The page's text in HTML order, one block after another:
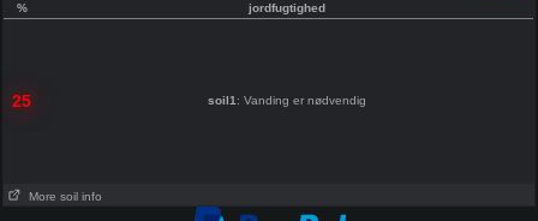
%
jordfugtighed
25 soil1 : Vanding er nødvendig
More soil info